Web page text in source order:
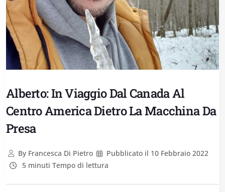
Alberto: In Viaggio Dal Canada Al
Centro America Dietro La Macchina Da
Presa
ByFrancesca Di Pietro Pubblicato il 10 Febbraio 2022
5 minuti Tempo di lettura